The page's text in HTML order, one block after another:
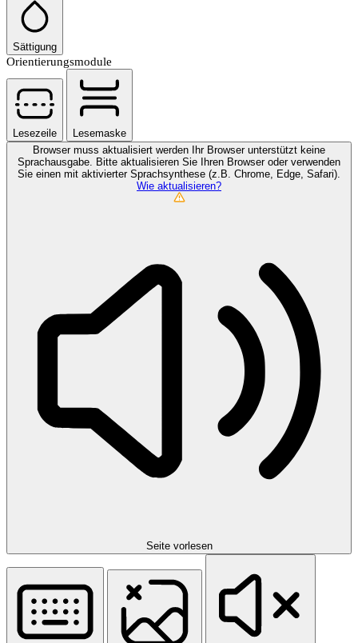
Sättigung
Orientierungsmodule
Lesezeile
Lesemaske
Browser muss aktualisiert werden
Ihr Browser unterstützt keine
Sprachausgabe. Bitte aktualisieren Sie Ihren Browser oder verwenden
Sie einen mit aktivierter Sprachsynthese (z.B. Chrome, Edge, Safari).
Wie aktualisieren?
Seite vorlesen